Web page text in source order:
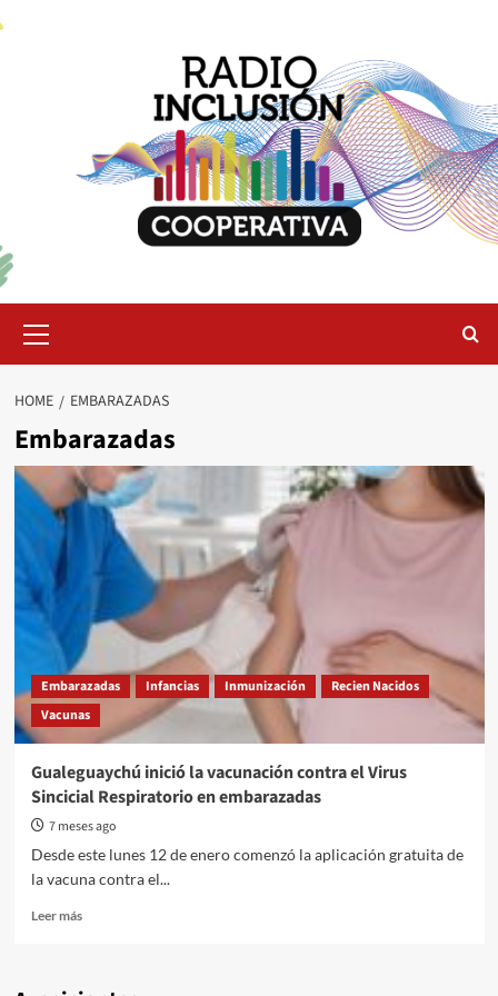
Menu
HOME EMBARAZADAS
Embarazadas
Embarazadas Infancias Inmunización
Recien Nacidos
Vacunas
Gualeguaychú inició la vacunación contra el Virus
Sincicial Respiratorio en embarazadas
7 meses ago
Desde este lunes 12 de enero comenzó la aplicación gratuita de
la vacuna contra el...
Leer másRead